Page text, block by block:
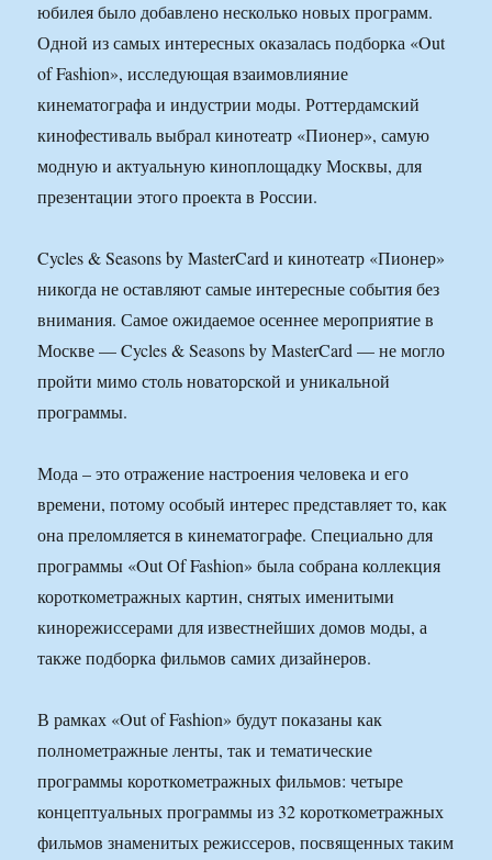
юбилея было добавлено несколько новых программ.
Одной из самых интересных оказалась подборка «Out
of Fashion», исследующая взаимовлияние
кинематографа и индустрии моды. Роттердамский
кинофестиваль выбрал кинотеатр «Пионер», самую
модную и актуальную киноплощадку Москвы, для
презентации этого проекта в России.
Cycles & Seasons by MasterCard и кинотеатр «Пионер»
никогда не оставляют самые интересные события без
внимания. Самое ожидаемое осеннее мероприятие в
Москве — Cycles & Seasons by MasterCard — не могло
пройти мимо столь новаторской и уникальной
программы.
Мода – это отражение настроения человека и его
времени, потому особый интерес представляет то, как
она преломляется в кинематографе. Специально для
программы «Out Оf Fashion» была собрана коллекция
короткометражных картин, снятых именитыми
кинорежиссерами для известнейших домов моды, а
также подборка фильмов самих дизайнеров.
В рамках «Out of Fashion» будут показаны как
полнометражные ленты, так и тематические
программы короткометражных фильмов: четыре
концептуальных программы из 32 короткометражных
фильмов знаменитых режиссеров, посвященных таким